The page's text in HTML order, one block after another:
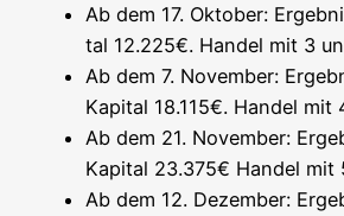
Ab dem 17. Okto­ber:
tal 12.225€. Han­del mit 3
Ab dem 7. Novem­ber:
Kapi­tal 18.115€. Han­del mit
Ab dem 21. Novem­ber:
Kapi­tal 23.375€ Han­del mit
Ab dem 12. Dezem­ber: